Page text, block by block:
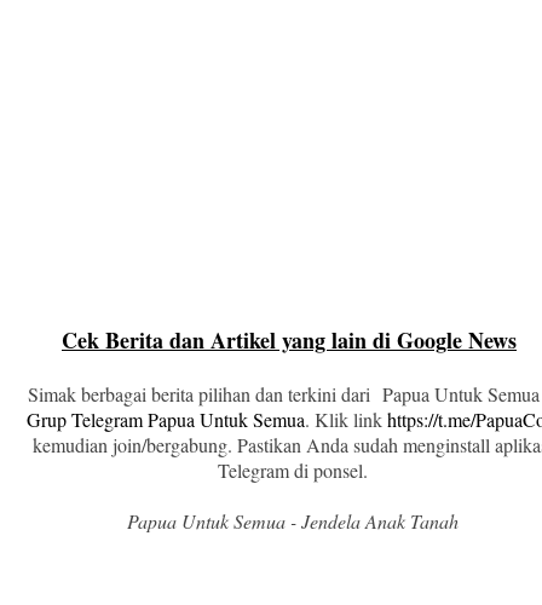
Cek Berita dan Artikel yang lain di Google News
Simak berbagai berita pilihan dan terkini dari Papua Untuk
Grup Telegram Papua Untuk Semua. Klik linkhttps://t.me/
kemudian join/bergabung. Pastikan Anda sudah menginstall
Telegram di ponsel.
Papua Untuk Semua - Jendela Anak Tanah